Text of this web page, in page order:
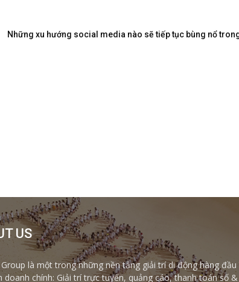
Những xu hướng social media nào sẽ tiếp tục bùng nổ
US
là một trong những nền tảng giải trí di động hàng
doanh chính: Giải trí trực tuyến, quảng cáo, thanh toán số